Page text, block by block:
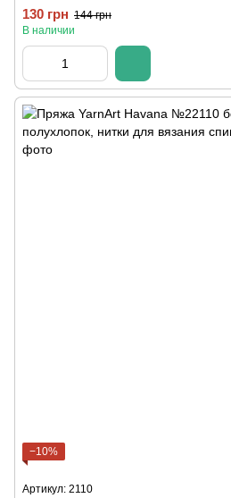
130 грн 144 грн
В наличии
−10%
Артикул: 2110